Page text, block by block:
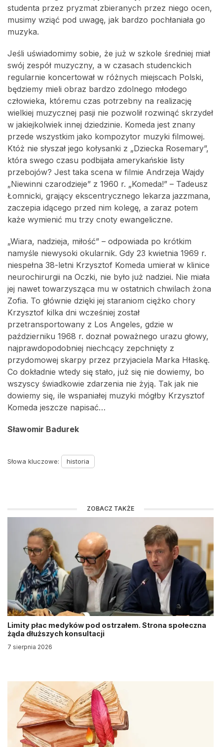
studenta przez pryzmat zbieranych przez niego ocen,
musimy wziąć pod uwagę, jak bardzo pochłaniała go
muzyka.
Jeśli uświadomimy sobie, że już w szkole średniej miał
swój zespół muzyczny, a w czasach studenckich
regularnie koncertował w różnych miejscach Polski,
będziemy mieli obraz bardzo zdolnego młodego
człowieka, któremu czas potrzebny na realizację
wielkiej muzycznej pasji nie pozwolił rozwinąć skrzydeł
w jakiejkolwiek innej dziedzinie. Komeda jest znany
przede wszystkim jako kompozytor muzyki filmowej.
Któż nie słyszał jego kołysanki z „Dziecka Rosemary”,
która swego czasu podbijała amerykańskie listy
przebojów? Jest taka scena w filmie Andrzeja Wajdy
„Niewinni czarodzieje” z 1960 r. „Komeda!” – Tadeusz
Łomnicki, grający ekscentrycznego lekarza jazzmana,
zaczepia idącego przed nim kolegę, a zaraz potem
każe wymienić mu trzy cnoty ewangeliczne.
„Wiara, nadzieja, miłość” – odpowiada po krótkim
namyśle niewysoki okularnik. Gdy 23 kwietnia 1969 r.
niespełna 38-letni Krzysztof Komeda umierał w klinice
neurochirurgii na Oczki, nie było już nadziei. Nie miała
jej nawet towarzysząca mu w ostatnich chwilach żona
Zofia. To głównie dzięki jej staraniom ciężko chory
Krzysztof kilka dni wcześniej został
przetransportowany z Los Angeles, gdzie w
październiku 1968 r. doznał poważnego urazu głowy,
najprawdopodobniej niechcący zepchnięty z
przydomowej skarpy przez przyjaciela Marka Hłaskę.
Co dokładnie wtedy się stało, już się nie dowiemy, bo
wszyscy świadkowie zdarzenia nie żyją. Tak jak nie
dowiemy się, ile wspaniałej muzyki mógłby Krzysztof
Komeda jeszcze napisać…
Sławomir Badurek
Słowa kluczowe: historia
ZOBACZ TAKŻE
Limity płac medyków pod ostrzałem. Strona społeczna
żąda dłuższych konsultacji
7 sierpnia 2026